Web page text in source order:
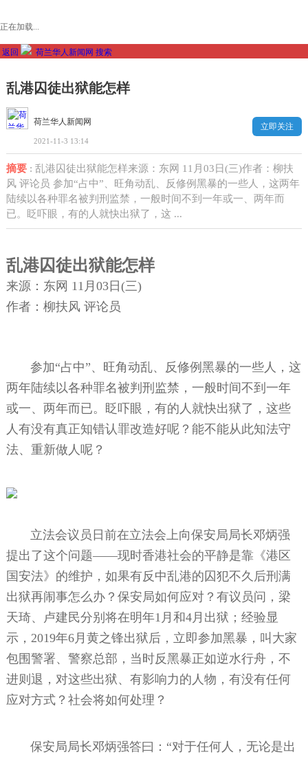
正在加载...
返回 荷兰华人新闻网 搜索
乱港囚徒出狱能怎样
荷兰华人新闻网
2021-11-3 13:14
立即关注
摘要: 乱港囚徒出狱能怎样来源：东网 11月03日(三)作者：柳扶
风 评论员 参加“占中”、旺角动乱、反修例黑暴的一些人，这两年
陆续以各种罪名被判刑监禁，一般时间不到一年或一、两年而
已。眨吓眼，有的人就快出狱了，这 ...
乱港囚徒出狱能怎样
来源：东网 11月03日(三)
作者： 柳扶风 评论员
参加“占中”、旺角动乱、反修例黑暴的一些人，这
两年陆续以各种罪名被判刑监禁，一般时间不到一年
或一、两年而已。眨吓眼，有的人就快出狱了，这些
人有没有真正知错认罪改造好呢？能不能从此知法守
法、重新做人呢？
立法会议员日前在立法会上向保安局局长邓炳强
提出了这个问题——现时香港社会的平静是靠《港区
国安法》的维护，如果有反中乱港的囚犯不久后刑满
出狱再闹事怎么办？保安局如何应对？有议员问，梁
天琦、卢建民分别将在明年1月和4月出狱；经验显
示，2019年6月黄之锋出狱后，立即参加黑暴，叫大家
包围警署、警察总部，当时反黑暴正如逆水行舟，不
进则退，对这些出狱、有影响力的人物，有没有任何
应对方式？社会将如何处理？
保安局局长邓炳强答曰：“对于任何人，无论是出